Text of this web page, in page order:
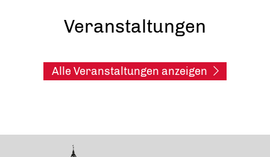
Veranstaltungen
Alle Veranstaltungen anzeigen